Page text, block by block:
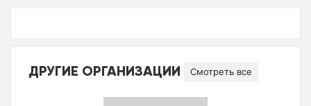
ДРУГИЕ ОРГАНИЗАЦИИ Смотреть все